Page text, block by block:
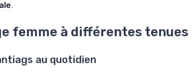
.
femme à différentes tenues
au quotidien